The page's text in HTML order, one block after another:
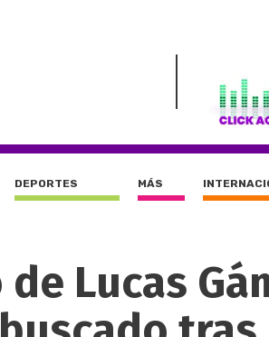
DEPORTES MÁS
Lucas